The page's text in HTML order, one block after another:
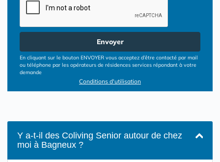
Envoyer
En cliquant sur le bouton ENVOYER vous acceptez d’être contacté par mail
ou téléphone par les opérateurs de résidences services répondant à votre
demande
Conditions d'utilisation
Y a-t-il des Coliving Senior autour de chez
moi à Bagneux ?